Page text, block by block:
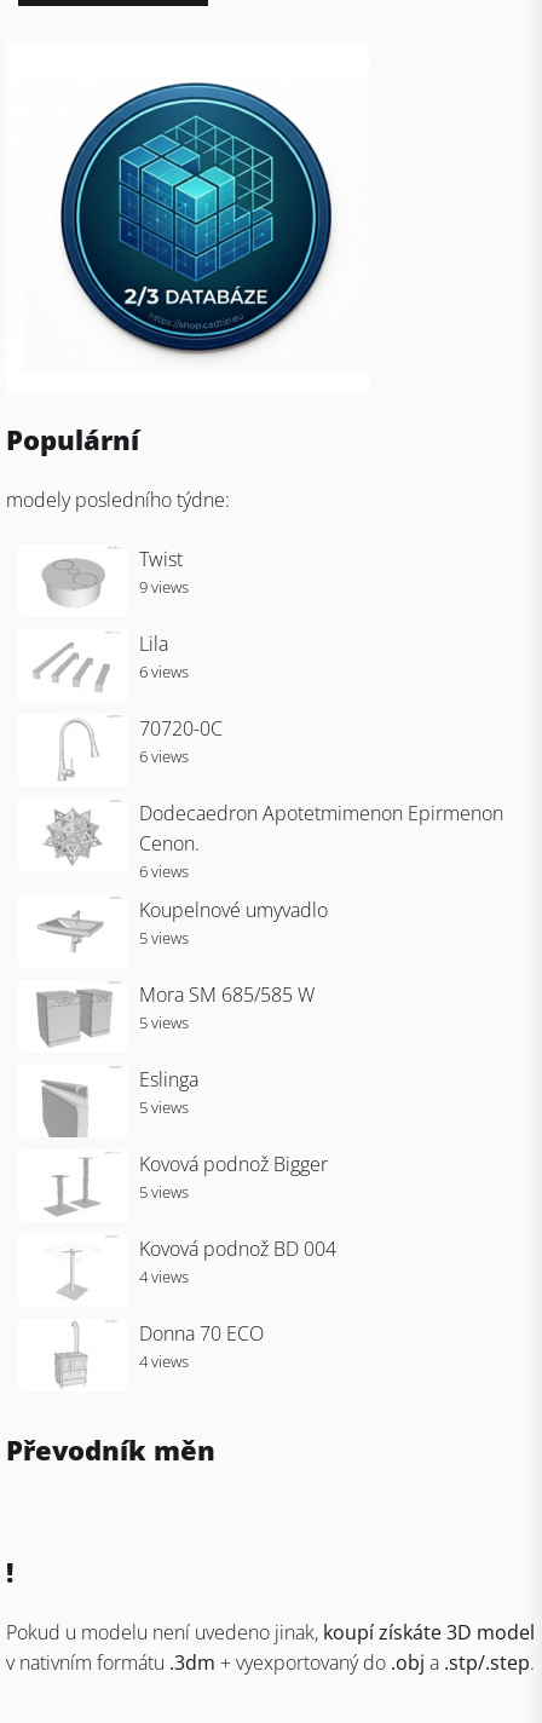
Populární
modely posledního týdne:
Twist
9 views
Lila
6 views
70720-0C
6 views
Dodecaedron Apotetmimenon Epirmenon
Cenon.
6 views
Koupelnové umyvadlo
5 views
Mora SM 685/585 W
5 views
Eslinga
5 views
Kovová podnož Bigger
5 views
Kovová podnož BD 004
4 views
Donna 70 ECO
4 views
Převodník měn
!
Pokud u modelu není uvedeno jinak, koupí získáte 3D model
v nativním formátu .3dm + vyexportovaný do .obj a .stp/.step.